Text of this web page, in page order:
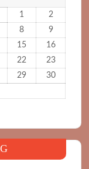
1
2
8
9
15
16
22
23
29
30